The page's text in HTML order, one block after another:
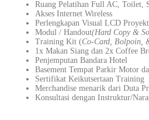
Ruang Pelatihan Full AC, Toilet,
Akses Internet Wireless
Perlengkapan Visual LCD
Modul / Handout(Hard Copy &
Training Kit (Co-Card, Bolpoin,
1x Makan Siang dan 2x Coffee
Penjemputan Bandara Hotel
Basement Tempat Parkir Motor
Sertifikat Keikutsertaan Training
Merchandise menarik dari Duta
Konsultasi dengan Instruktur/